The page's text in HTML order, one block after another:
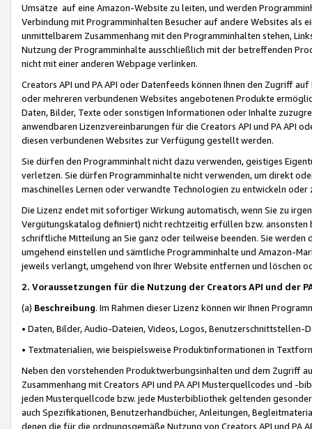
Umsätze auf eine Amazon-Website zu leiten, und werden
Verbindung mit Programminhalten Besucher auf andere Websites als
unmittelbarem Zusammenhang mit den Programminhalten stehen,
Nutzung der Programminhalte ausschließlich mit der betreffenden
nicht mit einer anderen Webpage verlinken.
Creators API und PA API oder Datenfeeds können Ihnen den Zugriff
oder mehreren verbundenen Websites angebotenen Produkte
Daten, Bilder, Texte oder sonstigen Informationen oder Inhalte
anwendbaren Lizenzvereinbarungen für die Creators API und PA API
diesen verbundenen Websites zur Verfügung gestellt werden.
Sie dürfen den Programminhalt nicht dazu verwenden, geistiges
verletzen. Sie dürfen Programminhalte nicht verwenden, um direkt
maschinelles Lernen oder verwandte Technologien zu entwickeln
Die Lizenz endet mit sofortiger Wirkung automatisch, wenn Sie zu
Vergütungskatalog definiert) nicht rechtzeitig erfüllen bzw. ansonsten
schriftliche Mitteilung an Sie ganz oder teilweise beenden. Sie werden
umgehend einstellen und sämtliche Programminhalte und Amazon-
jeweils verlangt, umgehend von Ihrer Website entfernen und löschen
2. Voraussetzungen für die Nutzung der Creators API und der
(a) Beschreibung. Im Rahmen dieser Lizenz können wir Ihnen
• Daten, Bilder, Audio-Dateien, Videos, Logos, Benutzerschnittstellen-
• Textmaterialien, wie beispielsweise Produktinformationen in
Neben den vorstehenden Produktwerbungsinhalten und dem Zugriff
Zusammenhang mit Creators API und PA API Musterquellcodes und
jeden Musterquellcode bzw. jede Musterbibliothek geltenden
auch Spezifikationen, Benutzerhandbücher, Anleitungen,
denen die für die ordnungsgemäße Nutzung von Creators API und PA